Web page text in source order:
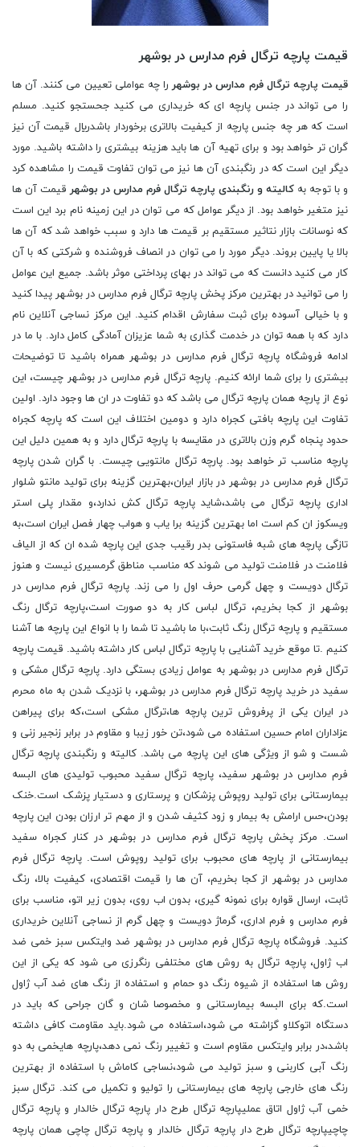
قیمت پارچه ترگال فرم مدارس در بوشهر
قیمت پارچه ترگال فرم مدارس در بوشهر را چه عواملی تعیین می کنند. آن ها
را می تواند در جنس پارچه ای که خریداری می کنید جحستجو کنید. مسلم
است که هر چه جنس پارچه از کیفیت بالاتری برخوردار باشدريال قیمت آن نیز
گران تر خواهد بود و برای تهیه آن ها باید هزینه بیشتری را داشته باشید. مورد
دیگر این است که در رنگبندی آن ها نیز می توان تفاوت قیمت را مشاهده کرد
و با توجه به کالیته و رنگبندی پارچه ترگال فرم مدارس در بوشهر قیمت آن ها
نیز متغیر خواهد بود. از دیگر عوامل که می توان در این زمینه نام برد این است
که نوسانات بازار نتاثیر مستقیم بر قیمت ها دارد و سبب خواهد شد که آن ها
بالا یا پایین بروند. دیگر مورد را می توان در انصاف فروشنده و شرکتی که با آن
کار می کنید دانست که می تواند در بهای پرداختی موثر باشد. جمیع این عوامل
را می توانید در بهترین مرکز پخش پارچه ترگال فرم مدارس در بوشهر پیدا کنید
و با خیالی آسوده برای ثبت سفارش اقدام کنید. این مرکز نساجی آنلاین نام
دارد که با همه توان در خدمت گذاری به شما عزیزان آمادگی کامل دارد. با ما در
ادامه فروشگاه پارچه ترگال فرم مدارس در بوشهر همراه باشید تا توضیحات
بیشتری را برای شما ارائه کنیم. پارچه ترگال فرم مدارس در بوشهر چیست، این
نوع از پارچه همان پارچه ترگال می باشد که دو تفاوت در ان ها وجود دارد. اولین
تفاوت این پارچه بافتی کجراه دارد و دومین اختلاف این است که پارچه کجراه
حدود پنجاه گرم وزن بالاتری در مقایسه با پارچه ترگال دارد و به همین دلیل این
پارچه مناسب تر خواهد بود. پارچه ترگال مانتویی چیست. با گران شدن پارچه
ترگال فرم مدارس در بوشهر در بازار ایران،بهترین گزینه برای تولید مانتو شلوار
اداری پارچه ترگال می باشد،شاید پارچه ترگال کش ندارد،و مقدار پلی استر
ویسکوز ان کم است اما بهترین گزینه برا یاب و هواب چهار فصل ایران است،به
تازگی پارچه های شبه فاستونی بدر رقیب جدی این پارچه شده ان که از الیاف
فلامنت در فلامنت تولید می شوند که مناسب مناطق گرمسیری نیست و هنوز
ترگال دویست و چهل گرمی حرف اول را می زند. پارچه ترگال فرم مدارس در
بوشهر از کجا بخریم، ترگال لباس کار به دو صورت است،پارچه ترگال رنگ
مستقیم و پارچه ترگال رنگ ثابت،با ما باشید تا شما را با انواع این پارچه ها آشنا
کنیم .تا موقع خرید آشنایی با پارچه ترگال لباس کار داشته باشید. قیمت پارچه
ترگال فرم مدارس در بوشهر به عوامل زیادی بستگی دارد. پارچه ترگال مشکی و
سفید در خرید پارچه ترگال فرم مدارس در بوشهر، با نزدیک شدن به ماه محرم
در ایران یکی از پرفروش ترین پارچه ها،ترگال مشکی است،که برای پیراهن
عزاداران امام حسین استفاده می شود،تن خور زیبا و مقاوم در برابر زنجیر زنی و
شست و شو از ویژگی های این پارچه می باشد. کالیته و رنگبندی پارچه ترگال
فرم مدارس در بوشهر سفید، پارچه ترگال سفید محبوب تولیدی های البسه
بیمارستانی برای تولید روپوش پزشکان و پرستاری و دستیار پزشک است.خنک
بودن،حس ارامش به بیمار و زود کثیف شدن و از مهم تر ارزان بودن این پارچه
است. مرکز پخش پارچه ترگال فرم مدارس در بوشهر در کنار کجراه سفید
بیمارستانی از پارچه های محبوب برای تولید روپوش است. پارچه ترگال فرم
مدارس در بوشهر از کجا بخریم، آن ها را قیمت اقتصادی، کیفیت بالا، رنگ
ثابت، ارسال قواره برای نمونه گیری، بدون اب روی، بدون زیر اتو، مناسب برای
فرم مدارس و فرم اداری، گرماژ دویست و چهل گرم از نساجی آنلاین خریداری
کنید. فروشگاه پارچه ترگال فرم مدارس در بوشهر ضد وایتکس سبز خمی ضد
اب ژاول، پارچه ترگال به روش های مختلفی رنگرزی می شود که یکی از این
روش ها استفاده از شیوه رنگ دو حمام و استفاده از رنگ های ضد آب ژاول
است.که برای البسه بیمارستانی و مخصوصا شان و گان جراحی که باید در
دستگاه اتوکلاو گزاشته می شود،استفاده می شود.باید مقاومت کافی داشته
باشد،در برابر وایتکس مقاوم است و تغییر رنگ نمی دهد،پارچه هایخمی به دو
رنگ آبی کاربنی و سبز تولید می شود،نساجی کاماش با استفاده از بهترین
رنگ های خارجی پارچه های بیمارستانی را تولیو و تکمیل می کند. ترگال سبز
خمی آب ژاول اتاق عملیپارچه ترگال طرح دار پارچه ترگال خالدار و پارچه ترگال
چاچیپارچه ترگال طرح دار پارچه ترگال خالدار و پارچه ترگال چاچی همان پارچه